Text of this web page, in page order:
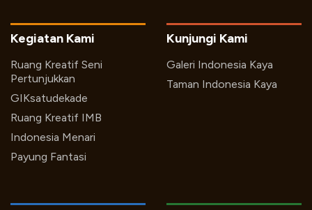
Kegiatan Kami
Ruang Kreatif Seni
Pertunjukkan
GIKsatudekade
Ruang Kreatif IMB
Indonesia Menari
Payung Fantasi
Kunjungi Kami
Galeri Indonesia Kaya
Taman Indonesia Kaya